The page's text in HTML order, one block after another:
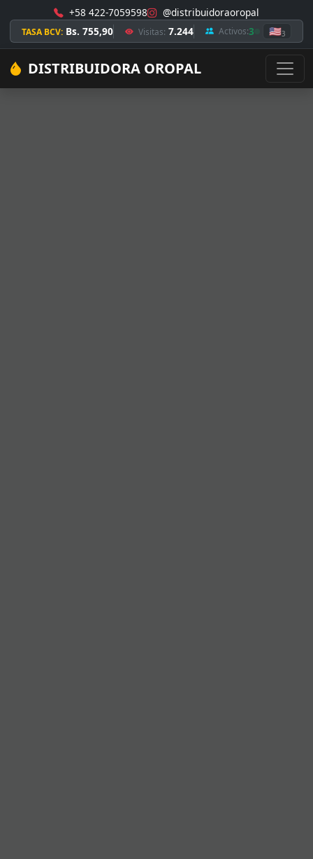
+58 422-7059598 @distribuidoraoropal
TASA BCV: Bs. 755,90 Visitas: 7.244 Activos:3 🇺🇸3
DISTRIBUIDORA OROPAL